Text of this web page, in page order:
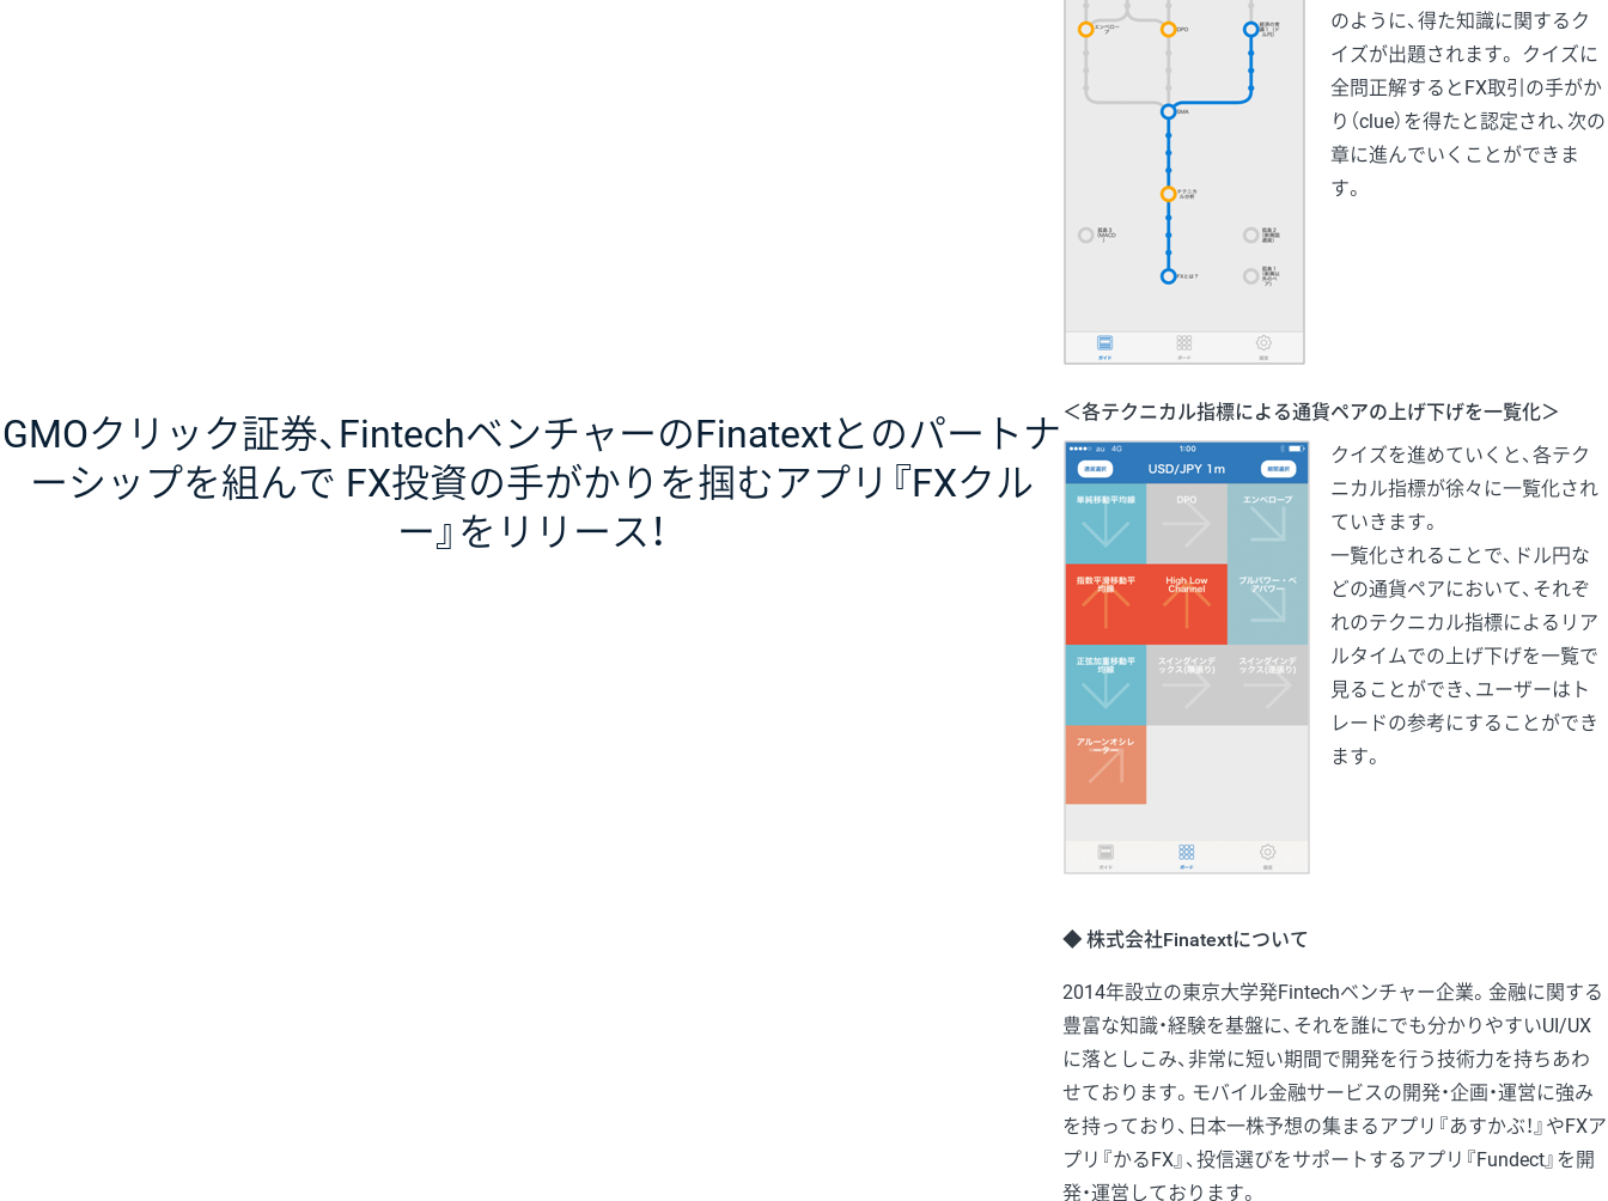
GMOクリック証券、FintechベンチャーのFinatextとのパートナ
ーシップを組んで FX投資の手がかりを掴むアプリ『FXクル
ー』をリリース！
のように、得た知識に関するク
イズが出題されます。 クイズに
全問正解するとFX取引の手がか
り（clue）を得たと認定され、次の
章に進んでいくことができま
す。
＜各テクニカル指標による通貨ペアの上げ下げを一覧化＞
クイズを進めていくと、各テク
ニカル指標が徐々に一覧化され
ていきます。
一覧化されることで、ドル円な
どの通貨ペアにおいて、それぞ
れのテクニカル指標によるリア
ルタイムでの上げ下げを一覧で
見ることができ、ユーザーはト
レードの参考にすることができ
ます。
◆ 株式会社Finatextについて
2014年設立の東京大学発Fintechベンチャー企業。金融に関する
豊富な知識・経験を基盤に、それを誰にでも分かりやすいUI/UX
に落としこみ、非常に短い期間で開発を行う技術力を持ちあわ
せております。モバイル金融サービスの開発・企画・運営に強み
を持っており、日本一株予想の集まるアプリ『あすかぶ！』やFXア
プリ『かるFX』、投信選びをサポートするアプリ『Fundect』を開
発・運営しております。